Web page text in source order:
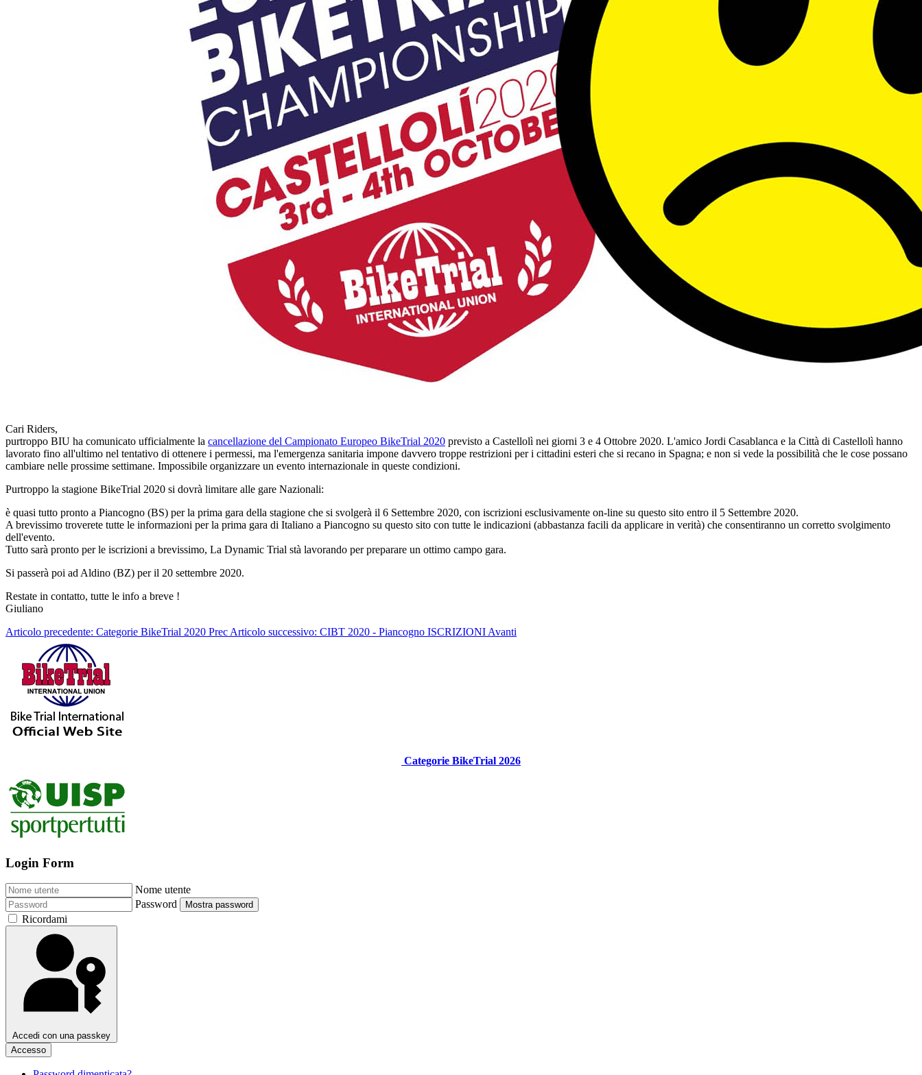
Cari Riders,
purtroppo BIU ha comunicato ufficialmente la cancellazione del Campionato Europeo BikeTrial 2020 previsto a Castellolì nei giorni 3 e 4 Ottobre 2020. L'amico Jordi Casablanca e la Città di Castellolì hanno
lavorato fino all'ultimo nel tentativo di ottenere i permessi, ma l'emergenza sanitaria impone davvero troppe restrizioni per i cittadini esteri che si recano in Spagna; e non si vede la possibilità che le cose possano
cambiare nelle prossime settimane. Impossibile organizzare un evento internazionale in queste condizioni.
Purtroppo la stagione BikeTrial 2020 si dovrà limitare alle gare Nazionali:
è quasi tutto pronto a Piancogno (BS) per la prima gara della stagione che si svolgerà il 6 Settembre 2020, con iscrizioni esclusivamente on-line su questo sito entro il 5 Settembre 2020.
A brevissimo troverete tutte le informazioni per la prima gara di Italiano a Piancogno su questo sito con tutte le indicazioni (abbastanza facili da applicare in verità) che consentiranno un corretto svolgimento
dell'evento.
Tutto sarà pronto per le iscrizioni a brevissimo, La Dynamic Trial stà lavorando per preparare un ottimo campo gara.
Si passerà poi ad Aldino (BZ) per il 20 settembre 2020.
Restate in contatto, tutte le info a breve !
Giuliano
Articolo precedente: Categorie BikeTrial 2020 Prec Articolo successivo: CIBT 2020 - Piancogno ISCRIZIONI Avanti
Categorie BikeTrial 2026
Login Form
Nome utente
Password
Mostra password
Ricordami
Accedi con una passkey
Accesso